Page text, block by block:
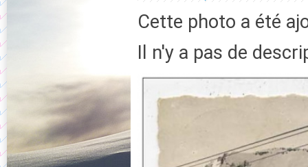
Cette photo a été
Il n'y a pas de